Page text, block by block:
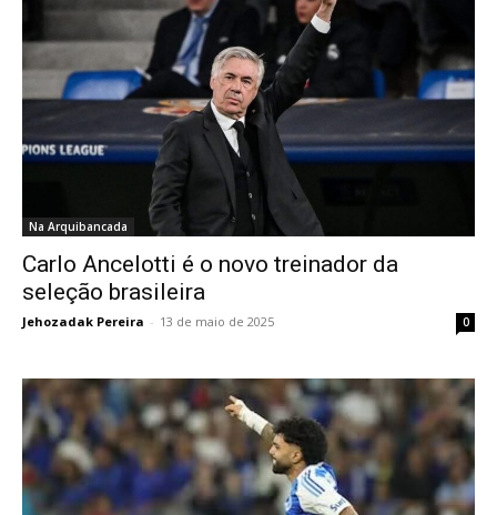
Na Arquibancada
Carlo Ancelotti é o novo treinador da
seleção brasileira
Jehozadak Pereira - 13 de maio de 2025 0